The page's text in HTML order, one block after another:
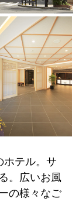
ホテル。サ
。広いお風
の様々なご